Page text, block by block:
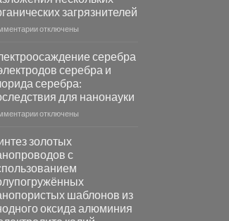
группызагрязнителей
к
фотокаталитической
активности
Хлорида
Серебра-
AgCl
свете
с
помощью
модификации
Ацетата
Церия
отключены
серебра
серебра и
серебра:
для нанонауки
к
с
электродов
серебра
и
хлорида
отключены
золотых
с
шаблонов из
оксида алюминия